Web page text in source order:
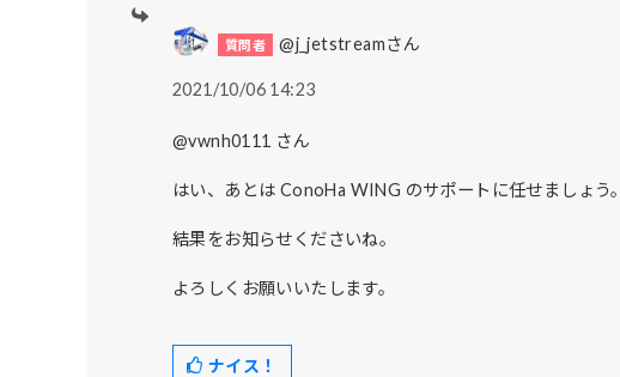
@j_jetstreamさん
2021/10/06 14:23
@vwnh0111 さん
はい、あとは ConoHa WING のサポートに任せましょう。
結果をお知らせくださいね。
よろしくお願いいたします。
ナイス！